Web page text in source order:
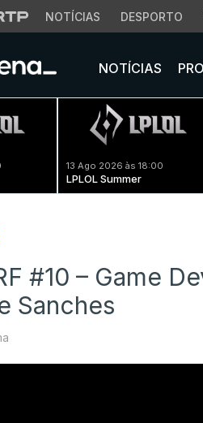
NOTÍCIAS DESPORTO
NOTÍCIAS
13 Ago 2026 às 18:00
LPLOL Summer
#10 – Game
Sanches